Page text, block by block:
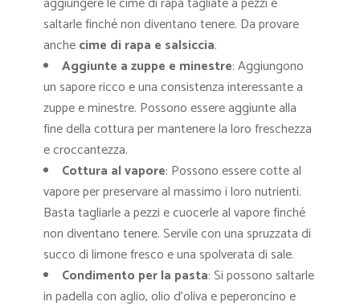
saltarle finché non diventano tenere. Da provare
anchecime di rapa e salsiccia.
Aggiunte a zuppe e minestre: Aggiungono
un sapore ricco e una consistenza interessante a
zuppe e minestre. Possono essere aggiunte alla
fine della cottura per mantenere la loro freschezza
e croccantezza.
Cottura al vapore: Possono essere cotte al
vapore per preservare al massimo i loro nutrienti.
Basta tagliarle a pezzi e cuocerle al vapore finché
non diventano tenere. Servile con una spruzzata di
succo di limone fresco e una spolverata di sale.
Condimento per la pasta: Si possono saltarle
in padella con aglio, olio d’oliva e peperoncino e